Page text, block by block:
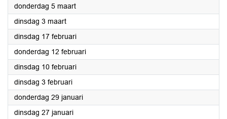
donderdag 5 maart2026
dinsdag 3 maart2026
dinsdag 17 februari2026
donderdag 12 februari2026
dinsdag 10 februari2026
dinsdag 3 februari2026
donderdag 29 januari2026
dinsdag 27 januari2026